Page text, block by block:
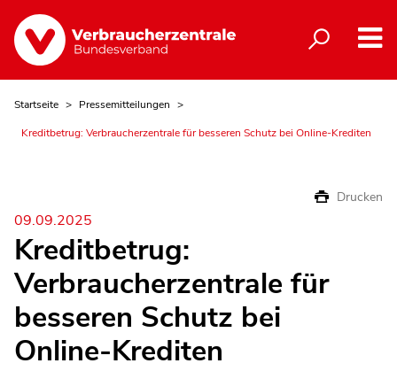
Startseite
Pressemitteilungen
Kreditbetrug: Verbraucherzentrale für besseren Schutz bei Online-Krediten
Drucken
09.09.2025
Kreditbetrug:
Verbraucherzentrale für
besseren Schutz bei
Online-Krediten